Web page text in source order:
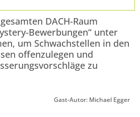
DACH-Raum
Bewerbungen“ unter
um Schwachstellen in den
offenzulegen und
zu
Gast-Autor: Michael Egger